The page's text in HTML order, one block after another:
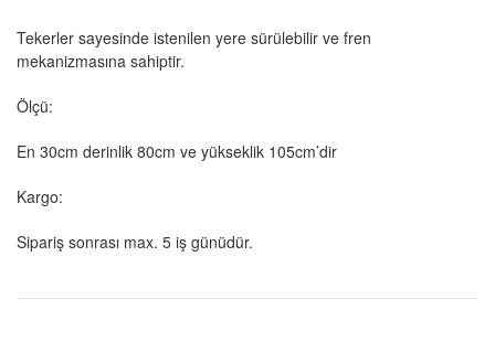
Tekerler sayesinde istenilen yere sürülebilir ve fren
mekanizmasına sahiptir.
Ölçü:
En 30cm derinlik 80cm ve yükseklik 105cm’dir
Kargo:
Sipariş sonrası max. 5 iş günüdür.